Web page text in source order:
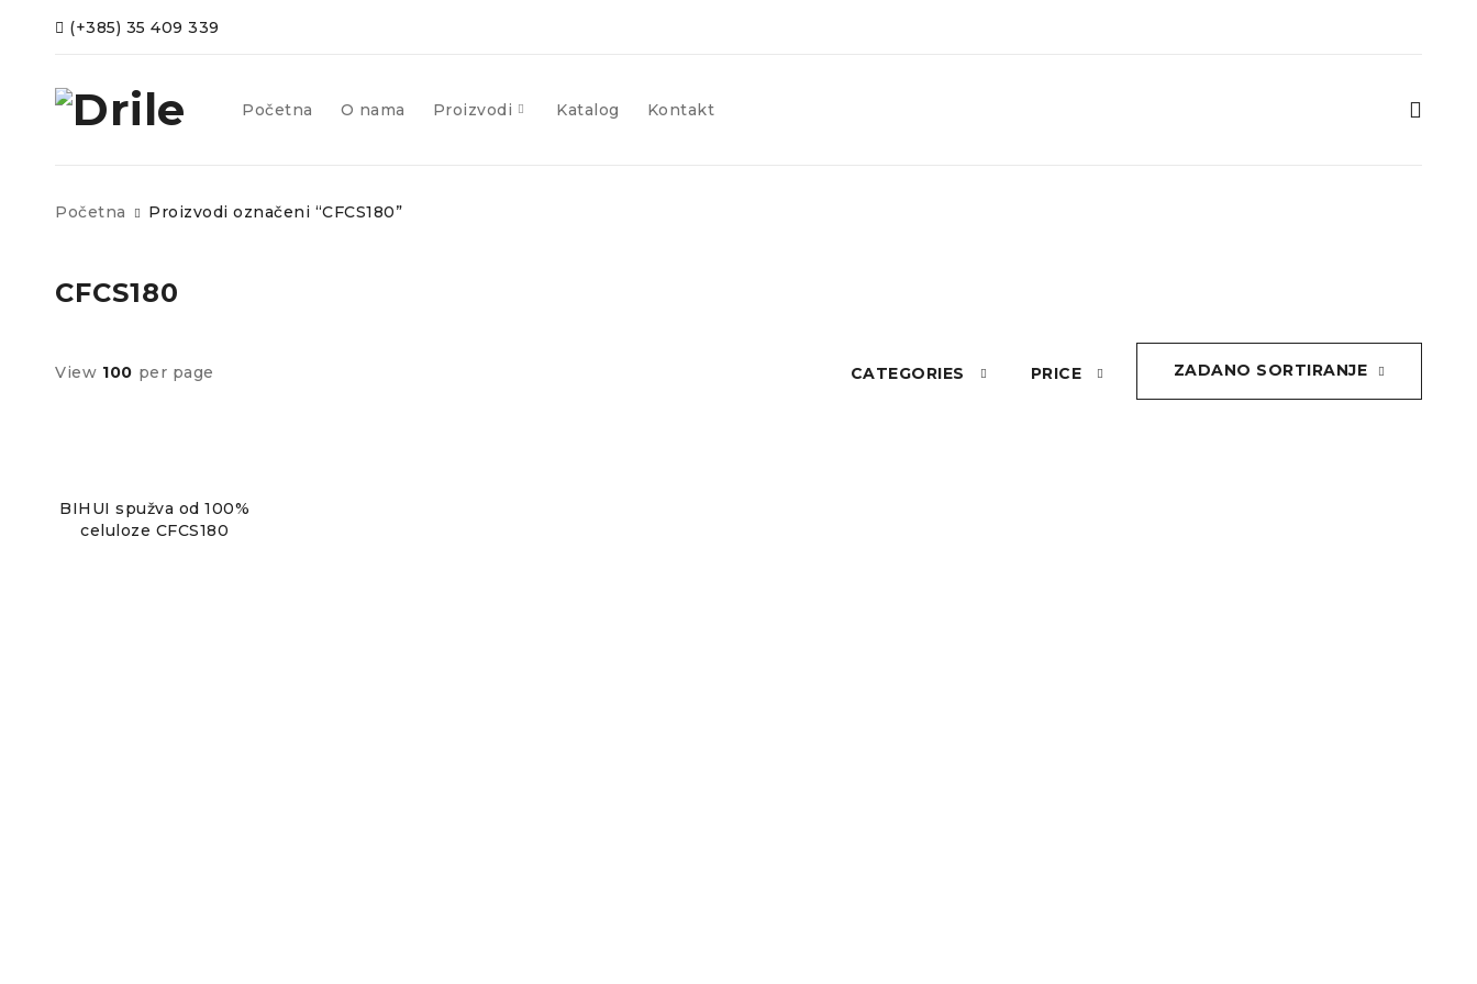
(+385) 35 409 339
Početna O nama Proizvodi Katalog Kontakt
Početna Proizvodi označeni “CFCS180”
CFCS180
ZADANO SORTIRANJE
View 100 per page CATEGORIES PRICE
BIHUI spužva od 100%
celuloze CFCS180